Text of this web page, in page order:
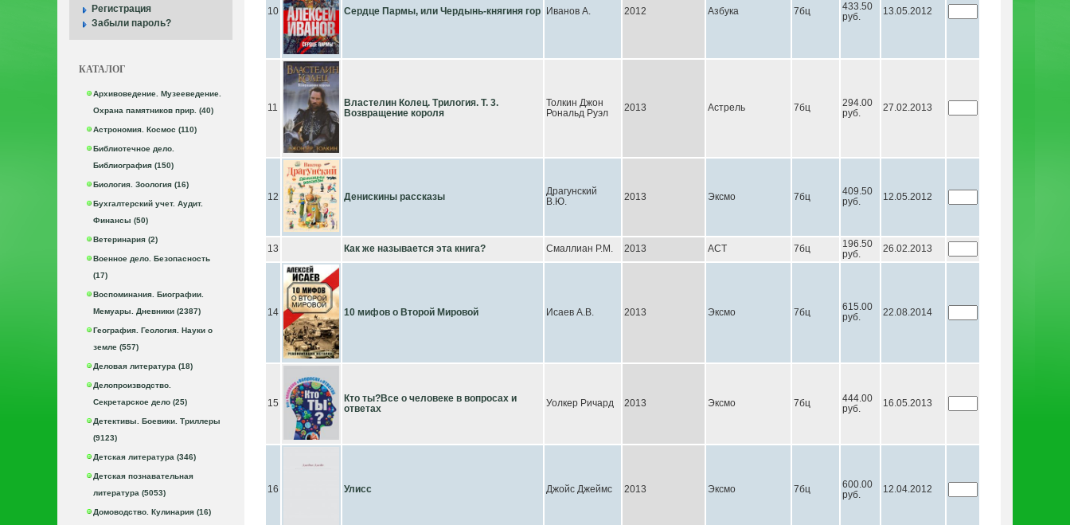
Регистрация
Забыли пароль?
КАТАЛОГ
Архивоведение. Музееведение.
Охрана памятников прир. (40)
Астрономия. Космос (110)
Библиотечное дело.
Библиография (150)
Биология. Зоология (16)
Бухгалтерский учет. Аудит.
Финансы (50)
Ветеринария (2)
Военное дело. Безопасность
(17)
Воспоминания. Биографии.
Мемуары. Дневники (2387)
География. Геология. Науки о
земле (557)
Деловая литература (18)
Делопроизводство.
Секретарское дело (25)
Детективы. Боевики. Триллеры
(9123)
Детская литература (346)
Детская познавательная
литература (5053)
Домоводство. Кулинария (16)
10 Сердце Пармы, или Чердынь-княгиня гор Иванов А. 2012 Азбука 7бц
433.50
руб.
13.05.2012
11
Властелин Колец. Трилогия. Т. 3.
Возвращение короля
Толкин Джон
Рональд Руэл
2013 Астрель 7бц
294.00
руб.
27.02.2013
12 Денискины рассказы
Драгунский
В.Ю.
2013 Эксмо 7бц
409.50
руб.
12.05.2012
13 Как же называется эта книга? Смаллиан Р.М. 2013 АСТ 7бц
196.50
руб.
26.02.2013
14 10 мифов о Второй Мировой Исаев А.В. 2013 Эксмо 7бц
615.00
руб.
22.08.2014
15
Кто ты?Все о человеке в вопросах и
ответах
Уолкер Ричард 2013 Эксмо 7бц
444.00
руб.
16.05.2013
16 Улисс Джойс Джеймс 2013 Эксмо 7бц
600.00
руб.
12.04.2012